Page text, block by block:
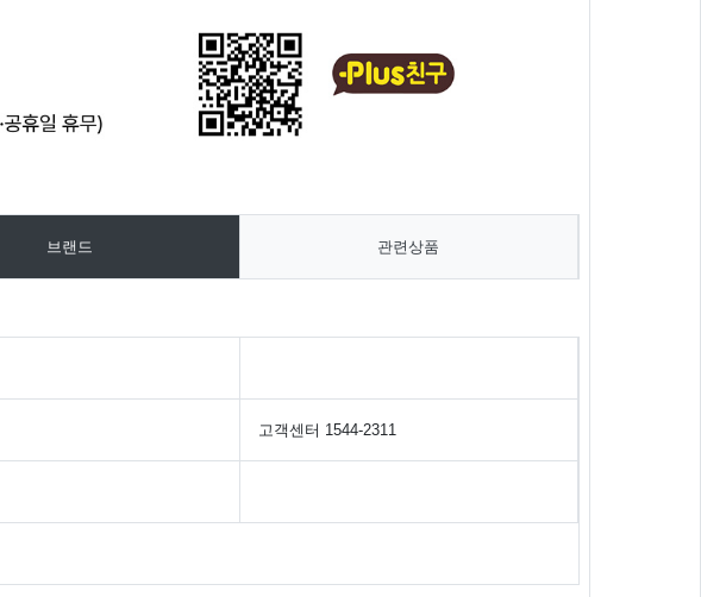
브랜드 관련상품
고객센터 1544-2311